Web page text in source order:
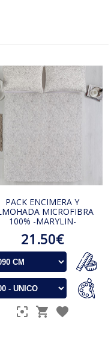
PACK ENCIMERA Y
MICROFIBRA
100% -MARYLIN-
21.50€